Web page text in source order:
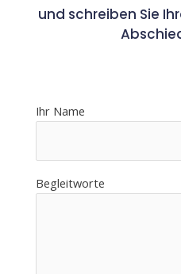
und schreiben Sie
Ihr Name
Begleitworte